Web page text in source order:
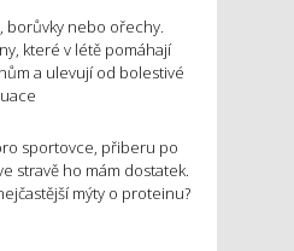
borůvky nebo ořechy.
které v létě pomáhají
a ulevují od bolestivé
sportovce, přiberu po
stravě ho mám dostatek.
mýty o proteinu?